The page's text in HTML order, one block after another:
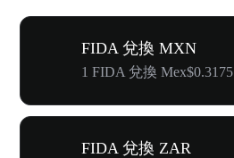
FIDA 兌換 MXN
1 FIDA 兌換 Mex$0.3175
FIDA 兌換 ZAR